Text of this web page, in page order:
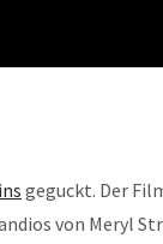
geguckt. Der
von Meryl